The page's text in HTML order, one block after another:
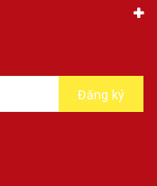
Đăng ký